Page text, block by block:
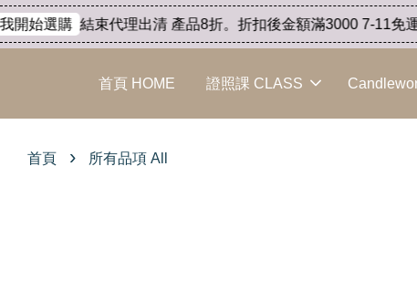
結束代理出清 產品8折。折扣後金額滿3000 7-11免運、滿6000
首頁 HOME 證照課 CLASS
首頁 › 所有品項 All